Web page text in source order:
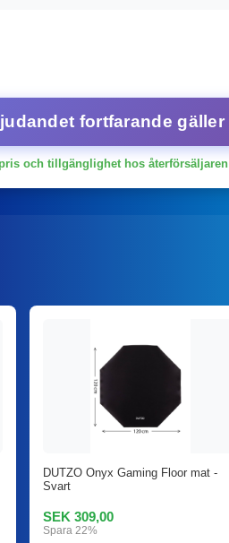
fortfarande gäller
och tillgänglighet hos återförsäljaren
DUTZO Onyx Gaming Floor mat -
Svart
SEK 309,00
Spara 22%